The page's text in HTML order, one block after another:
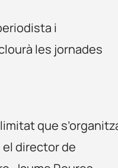
i
les jornades
que
el director de